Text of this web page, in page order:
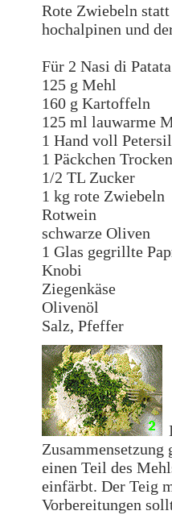
Rote Zwiebeln
hochalpinen und
Für 2 Nasi di Patata
125 g Mehl
160 g Kartoffeln
125 ml lauwarme
1 Hand voll
1 Päckchen
1/2 TL Zucker
1 kg rote Zwiebeln
Rotwein
schwarze Oliven
1 Glas gegrillte
Knobi
Ziegenkäse
Olivenöl
Salz, Pfeffer
Zusammensetzung
einen Teil des
einfärbt. Der Teig
Vorbereitungen